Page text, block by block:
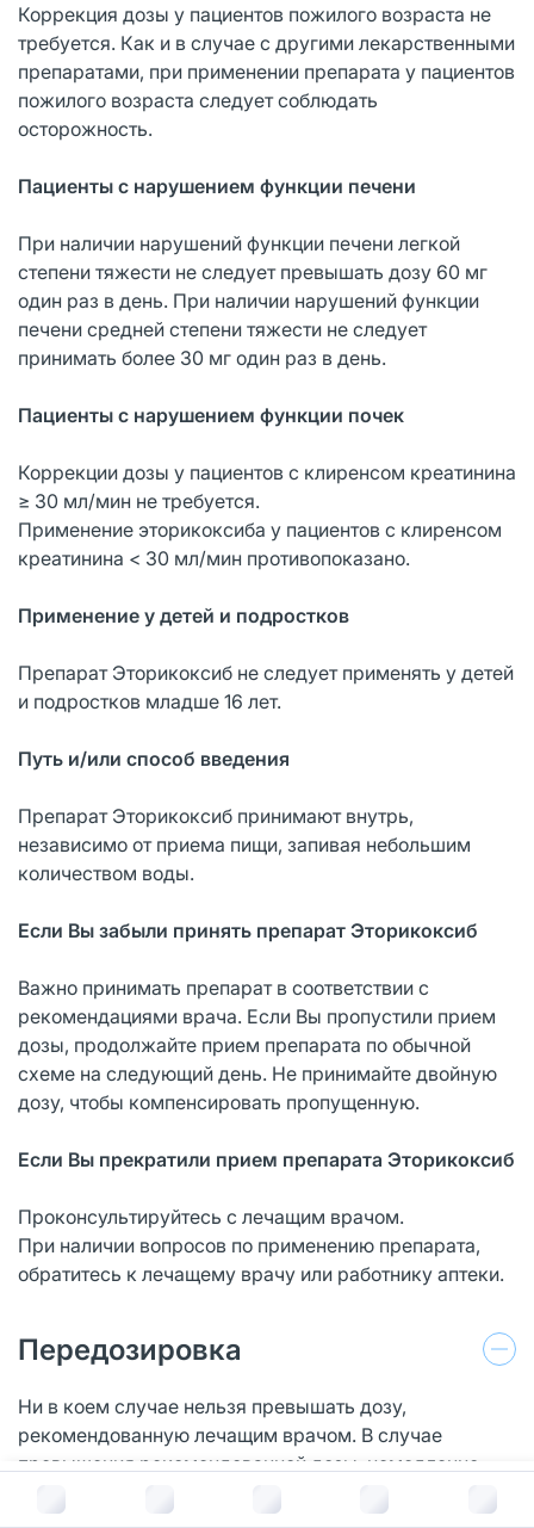
В корзину за
Коррекция дозы у пациентов пожилого возраста не
требуется. Как и в случае с другими лекарственными
препаратами, при применении препарата у пациентов
пожилого возраста следует соблюдать
осторожность.
Пациенты с нарушением функции печени
При наличии нарушений функции печени легкой
степени тяжести не следует превышать дозу 60 мг
один раз в день. При наличии нарушений функции
печени средней степени тяжести не следует
принимать более 30 мг один раз в день.
Пациенты с нарушением функции почек
Коррекции дозы у пациентов с клиренсом креатинина
≥ 30 мл/мин не требуется.
Применение эторикоксиба у пациентов с клиренсом
креатинина < 30 мл/мин противопоказано.
Применение у детей и подростков
Препарат Эторикоксиб не следует применять у детей
и подростков младше 16 лет.
Путь и/или способ введения
Препарат Эторикоксиб принимают внутрь,
независимо от приема пищи, запивая небольшим
количеством воды.
Если Вы забыли принять препарат Эторикоксиб
Важно принимать препарат в соответствии с
рекомендациями врача. Если Вы пропустили прием
дозы, продолжайте прием препарата по обычной
схеме на следующий день. Не принимайте двойную
дозу, чтобы компенсировать пропущенную.
Если Вы прекратили прием препарата Эторикоксиб
Проконсультируйтесь с лечащим врачом.
При наличии вопросов по применению препарата,
обратитесь к лечащему врачу или работнику аптеки.
Передозировка
Ни в коем случае нельзя превышать дозу,
рекомендованную лечащим врачом. В случае
превышения рекомендованной дозы, немедленно
возникнуть боль в животе, запор, повышенное